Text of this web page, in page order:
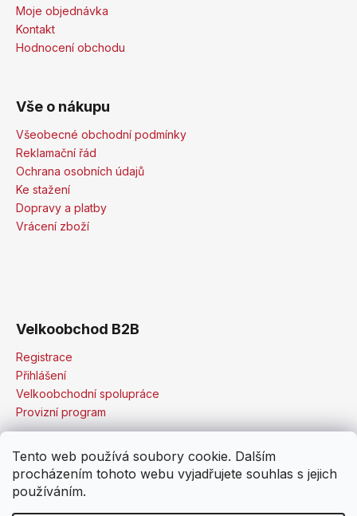
Tento web používá soubory cookie. Dalším
procházením tohoto webu vyjadřujete souhlas s jejich
používáním.
Moje objednávka
Kontakt
Hodnocení obchodu
Vše o nákupu
Všeobecné obchodní podmínky
Reklamační řád
Ochrana osobních údajů
Ke stažení
Dopravy a platby
Vrácení zboží
Velkoobchod B2B
Registrace
Přihlášení
Velkoobchodní spolupráce
Provizní program